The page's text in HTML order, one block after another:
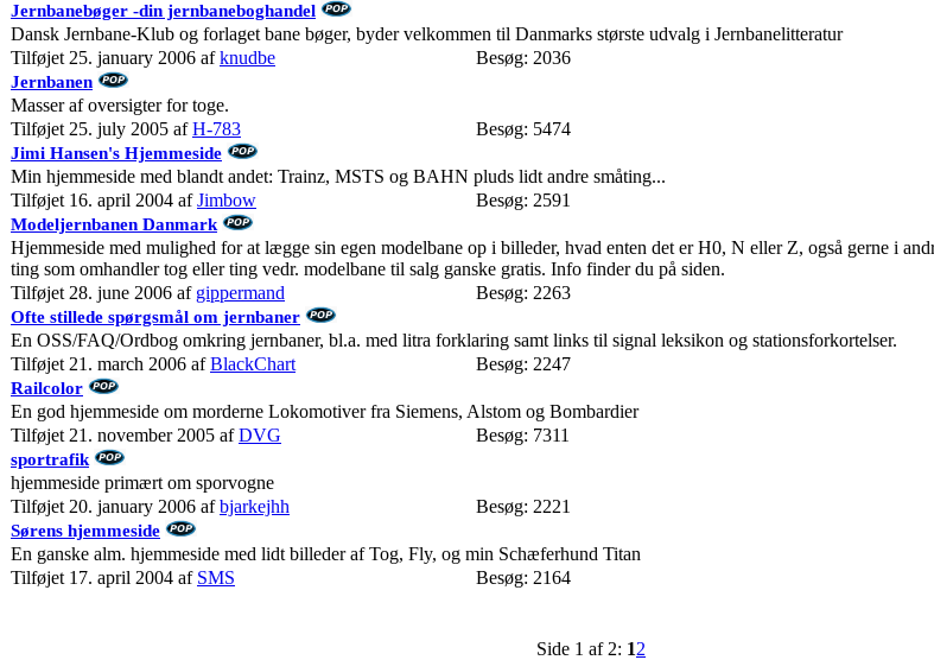
Jernbanebøger -din jernbaneboghandel
Dansk Jernbane-Klub og forlaget bane bøger, byder velkommen til Danmarks største udvalg i Jernbanelitteratur
Tilføjet 25. january 2006 afknudbe Besøg: 2036
Jernbanen
Masser af oversigter for toge.
Tilføjet 25. july 2005 afH-783 Besøg: 5474
Jimi Hansen's Hjemmeside
Min hjemmeside med blandt andet: Trainz, MSTS og BAHN pluds lidt andre småting...
Tilføjet 16. april 2004 afJimbow Besøg: 2591
Modeljernbanen Danmark
Hjemmeside med mulighed for at lægge sin egen modelbane op i billeder, hvad enten det er H0, N eller Z, også gerne i
ting som omhandler tog eller ting vedr. modelbane til salg ganske gratis. Info finder du på siden.
Tilføjet 28. june 2006 af gippermand Besøg: 2263
Ofte stillede spørgsmål om jernbaner
En OSS/FAQ/Ordbog omkring jernbaner, bl.a. med litra forklaring samt links til signal leksikon og stationsforkortelser.
Tilføjet 21. march 2006 afBlackChart Besøg: 2247
Railcolor
En god hjemmeside om morderne Lokomotiver fra Siemens, Alstom og Bombardier
Tilføjet 21. november 2005 afDVG Besøg: 7311
sportrafik
hjemmeside primært om sporvogne
Tilføjet 20. january 2006 afbjarkejhh Besøg: 2221
Sørens hjemmeside
En ganske alm. hjemmeside med lidt billeder af Tog, Fly, og min Schæferhund Titan
Tilføjet 17. april 2004 af SMS Besøg: 2164
Side 1 af 2: 12